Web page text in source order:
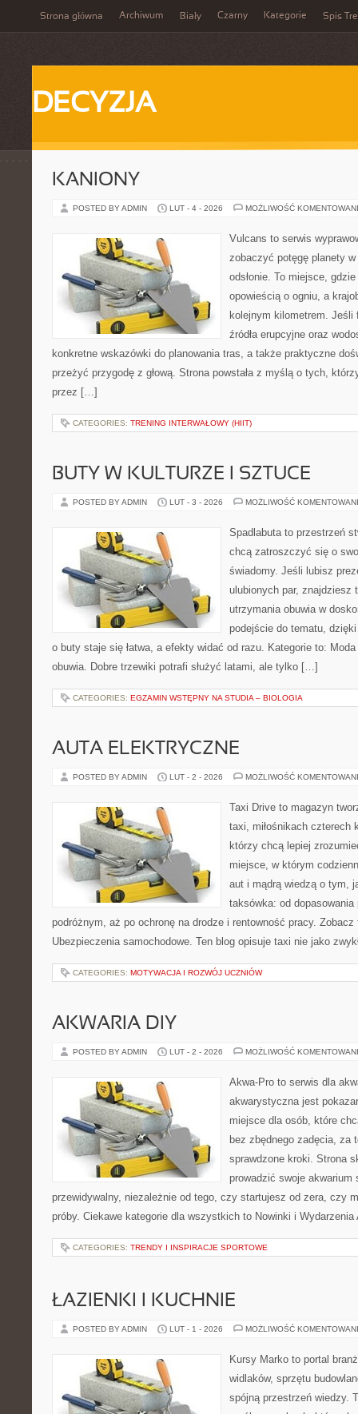
Strona główna Archiwum Biały Czarny Kategorie Spis
DECYZJA
KANIONY
POSTED BY ADMIN LUT - 4 - 2026 MOŻLIWOŚĆ
Vulcans to serwis
zobaczyć potęgę planety
odsłonie. To miejsce,
opowieścią o ogniu, a
kolejnym kilometrem. Jeśli
źródła erupcyjne oraz
konkretne wskazówki do planowania tras, a także praktyczne
przeżyć przygodę z głową. Strona powstała z myślą o tych,
przez […]
CATEGORIES: TRENING INTERWAŁOWY (HIIT)
BUTY W KULTURZE I SZTUCE
POSTED BY ADMIN LUT - 3 - 2026 MOŻLIWOŚĆ
Spadlabuta to przestrzeń
chcą zatroszczyć się o
świadomy. Jeśli lubisz
ulubionych par, znajdziesz
utrzymania obuwia w
podejście do tematu,
o buty staje się łatwa, a efekty widać od razu. Kategorie to:
obuwia. Dobre trzewiki potrafi służyć latami, ale tylko […]
CATEGORIES: EGZAMIN WSTĘPNY NA STUDIA – BIOLOGIA
AUTA ELEKTRYCZNE
POSTED BY ADMIN LUT - 2 - 2026 MOŻLIWOŚĆ
Taxi Drive to magazyn
taxi, miłośnikach czterech
którzy chcą lepiej
miejsce, w którym
aut i mądrą wiedzą o tym,
taksówka: od
podróżnym, aż po ochronę na drodze i rentowność pracy.
Ubezpieczenia samochodowe. Ten blog opisuje taxi nie jako
CATEGORIES: MOTYWACJA I ROZWÓJ UCZNIÓW
AKWARIA DIY
POSTED BY ADMIN LUT - 2 - 2026 MOŻLIWOŚĆ
Akwa-Pro to serwis dla
akwarystyczna jest
miejsce dla osób, które
bez zbędnego zadęcia, za
sprawdzone kroki. Strona
prowadzić swoje akwarium
przewidywalny, niezależnie od tego, czy startujesz od zera, czy
próby. Ciekawe kategorie dla wszystkich to Nowinki i
CATEGORIES: TRENDY I INSPIRACJE SPORTOWE
ŁAZIENKI I KUCHNIE
POSTED BY ADMIN LUT - 1 - 2026 MOŻLIWOŚĆ
Kursy Marko to portal
widlaków, sprzętu
spójną przestrzeń wiedzy.